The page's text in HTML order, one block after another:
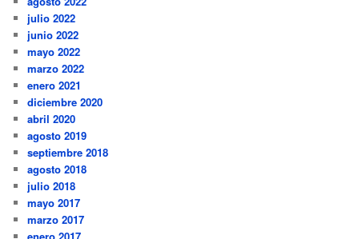
julio 2022
junio 2022
mayo 2022
marzo 2022
enero 2021
diciembre 2020
abril 2020
agosto 2019
septiembre 2018
agosto 2018
julio 2018
mayo 2017
marzo 2017